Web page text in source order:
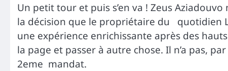
Un petit tour et puis s’en va ! Zeus
la décision que le propriétaire du quotidien
une expérience enrichissante après des
la page et passer à autre chose. Il n’a pas,
2eme mandat.